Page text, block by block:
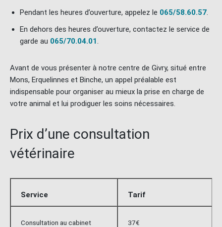
Pendant les heures d’ouverture, appelez le 065/58.60.57.
En dehors des heures d’ouverture, contactez le service de
garde au 065/70.04.01.
Avant de vous présenter à notre centre de Givry, situé entre
Mons, Erquelinnes et Binche, un appel préalable est
indispensable pour organiser au mieux la prise en charge de
votre animal et lui prodiguer les soins nécessaires.
Prix d’une consultation
vétérinaire
Service Tarif
Consultation au cabinet 37€